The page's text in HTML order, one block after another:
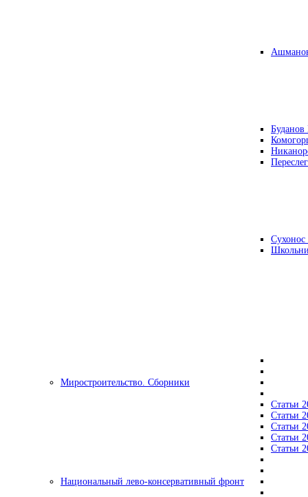
Буданов
Миростроительство. Сборники
Статьи
Статьи
Статьи
Статьи
Статьи
Национальный лево-консервативный фронт